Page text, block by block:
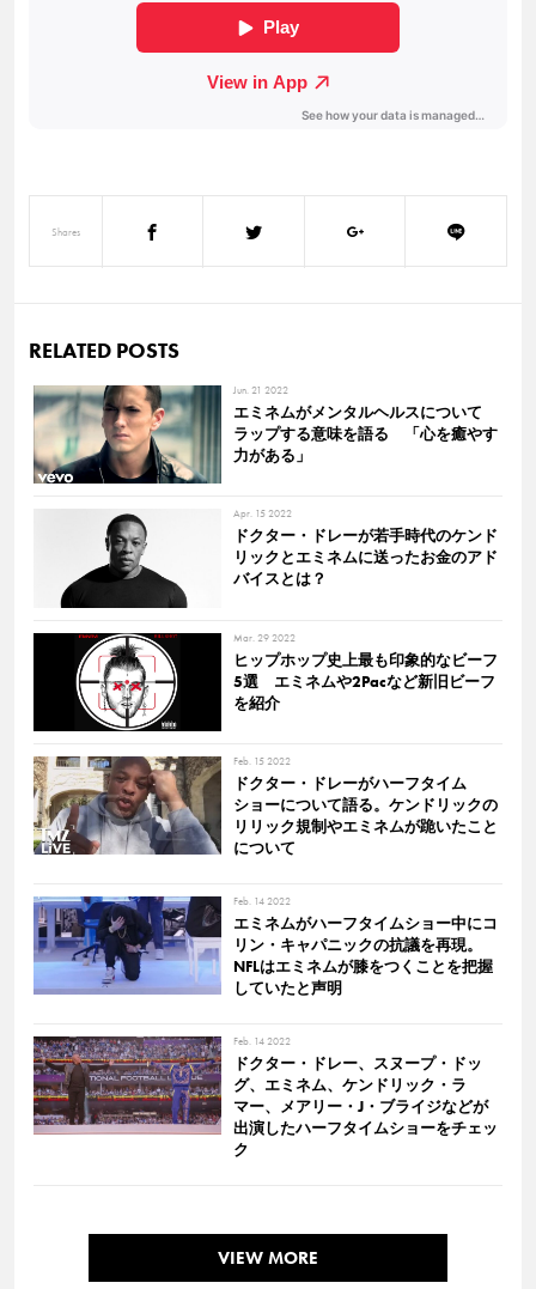
Shares
RELATED POSTS
Jun. 21 2022
エミネムがメンタルヘルスについて
ラップする意味を語る 「心を癒やす
力がある」
Apr. 15 2022
ドクター・ドレーが若手時代のケンド
リックとエミネムに送ったお金のアド
バイスとは？
Mar. 29 2022
ヒップホップ史上最も印象的なビーフ
5選 エミネムや2Pacなど新旧ビーフ
を紹介
Feb. 15 2022
ドクター・ドレーがハーフタイム
ショーについて語る。ケンドリックの
リリック規制やエミネムが跪いたこと
について
Feb. 14 2022
エミネムがハーフタイムショー中にコ
リン・キャパニックの抗議を再現。
NFLはエミネムが膝をつくことを把握
していたと声明
Feb. 14 2022
ドクター・ドレー、スヌープ・ドッ
グ、エミネム、ケンドリック・ラ
マー、メアリー・J・ブライジなどが
出演したハーフタイムショーをチェッ
ク
VIEW MORE